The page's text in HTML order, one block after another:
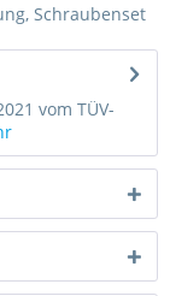
Schraubenset
vom TÜV-